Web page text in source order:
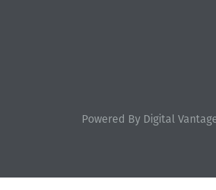
Powered By Digital